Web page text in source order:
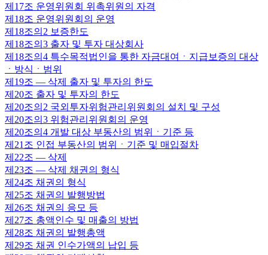
제17조 운영위원회 위촉위원의 자격
제18조 운영위원회의 운영
제18조의2 보증한도
제18조의3 출자 및 투자 대상회사
제18조의4 특수목적법인을 통한 자금대여ㆍ지급보증의 대상
ㆍ방식ㆍ범위
제19조 — 삭제 출자 및 투자의 한도
제20조 출자 및 투자의 한도
제20조의2 국외투자위험관리위원회의 설치 및 구성
제20조의3 위험관리위원회의 운영
제20조의4 개발 대상 부동산의 범위ㆍ기준 등
제21조 인접 부동산의 범위ㆍ기준 및 매입절차
제22조 — 삭제
제23조 — 삭제 채권의 형식
제24조 채권의 형식
제25조 채권의 발행방법
제26조 채권의 응모 등
제27조 총액인수 및 매출의 방법
제28조 채권의 발행총액
제29조 채권 인수가액의 납입 등